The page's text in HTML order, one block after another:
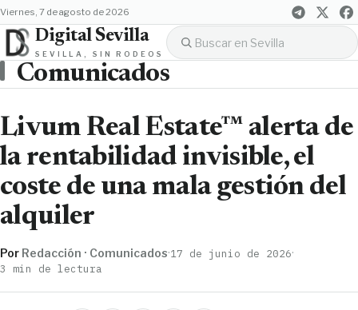
viernes, 7 de agosto de 2026
Digital Sevilla
SEVILLA, SIN RODEOS
Comunicados
Livum Real Estate™ alerta de
la rentabilidad invisible, el
coste de una mala gestión del
alquiler
Por Redacción · Comunicados·17 de junio de 2026·
3 min de lectura